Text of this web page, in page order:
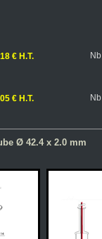
€ H.T.
€ H.T.
Ø 42.4 x 2.0 mm